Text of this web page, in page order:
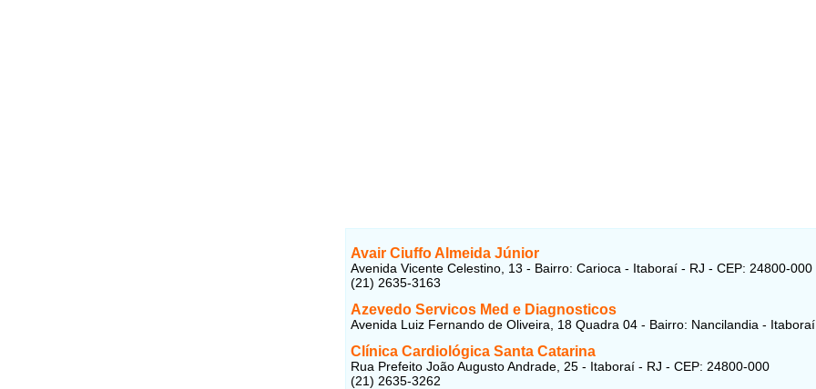
Avair Ciuffo Almeida Júnior
Avenida Vicente Celestino, 13 - Bairro: Carioca - Itaboraí - RJ - CEP: 24800-000
(21) 2635-3163
Azevedo Servicos Med e Diagnosticos
Avenida Luiz Fernando de Oliveira, 18 Quadra 04 - Bairro: Nancilandia -
Clínica Cardiológica Santa Catarina
Rua Prefeito João Augusto Andrade, 25 - Itaboraí - RJ - CEP: 24800-000
(21) 2635-3262